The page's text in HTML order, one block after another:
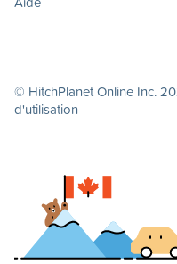
© HitchPlanet Online Inc.
d'utilisation